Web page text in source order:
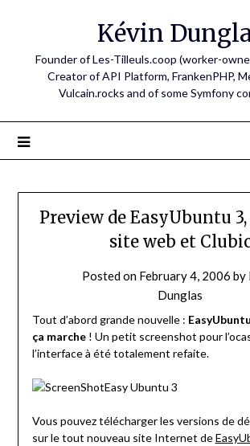
Kévin
Founder of Les-Tilleuls.coop (worker-
Creator of API Platform, FrankenPHP,
Vulcain.rocks and of some Symfony
Preview de EasyUbuntu
site web et
Posted on February 4, 2006 by
Dunglas
Tout d’abord grande nouvelle :
ça marche! Un petit screenshot pour
l’interface à été totalement refaite.
Vous pouvez télécharger les versions de
sur le tout nouveau site Internet de